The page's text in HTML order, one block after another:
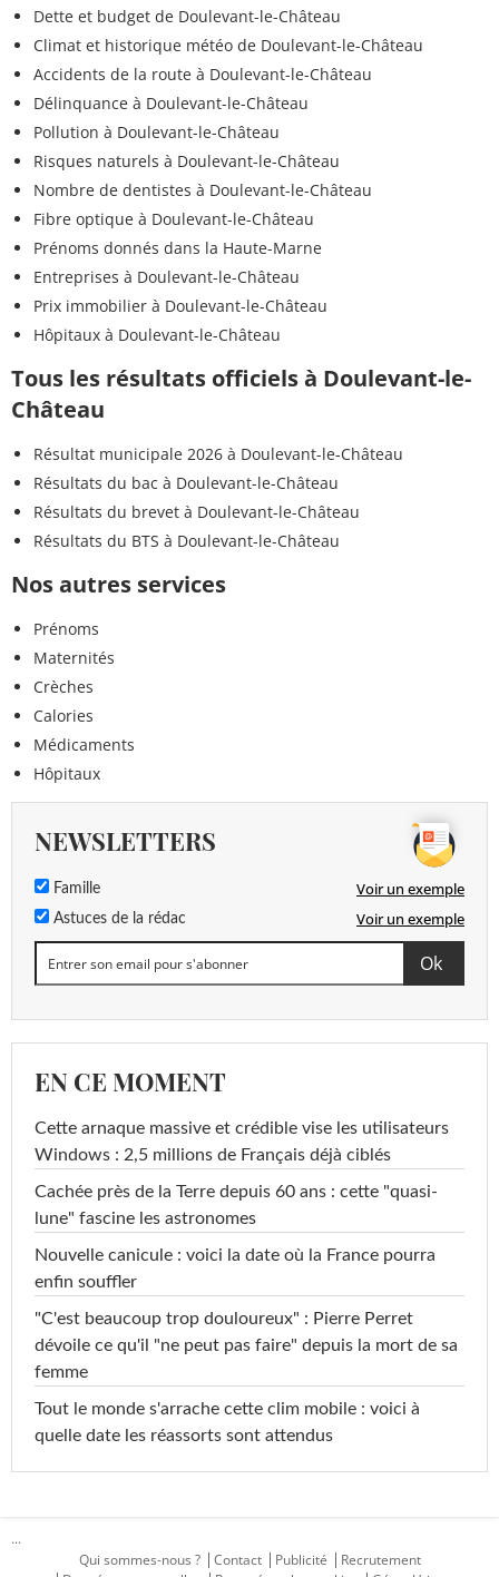
Dette et budget de Doulevant-le-Château
Climat et historique météo de Doulevant-le-Château
Accidents de la route à Doulevant-le-Château
Délinquance à Doulevant-le-Château
Pollution à Doulevant-le-Château
Risques naturels à Doulevant-le-Château
Nombre de dentistes à Doulevant-le-Château
Fibre optique à Doulevant-le-Château
Prénoms donnés dans la Haute-Marne
Entreprises à Doulevant-le-Château
Prix immobilier à Doulevant-le-Château
Hôpitaux à Doulevant-le-Château
Tous les résultats officiels à Doulevant-le-
Château
Résultat municipale 2026 à Doulevant-le-Château
Résultats du bac à Doulevant-le-Château
Résultats du brevet à Doulevant-le-Château
Résultats du BTS à Doulevant-le-Château
Nos autres services
Prénoms
Maternités
Crèches
Calories
Médicaments
Hôpitaux
NEWSLETTERS
Famille Voir un exemple
Astuces de la rédac Voir un exemple
EN CE MOMENT
Cette arnaque massive et crédible vise les utilisateurs
Windows : 2,5 millions de Français déjà ciblés
Cachée près de la Terre depuis 60 ans : cette "quasi-
lune" fascine les astronomes
Nouvelle canicule : voici la date où la France pourra
enfin souffler
"C'est beaucoup trop douloureux" : Pierre Perret
dévoile ce qu'il "ne peut pas faire" depuis la mort de sa
femme
Tout le monde s'arrache cette clim mobile : voici à
quelle date les réassorts sont attendus
...
Qui sommes-nous ?
Contact Publicité
Recrutement